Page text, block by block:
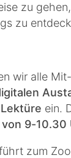
zu
zu
wir alle
ein.
9-10.30
zum